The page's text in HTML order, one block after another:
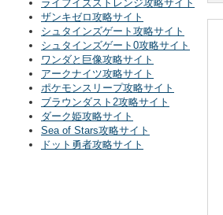
ライフイズストレンジ攻略サイト
ザンキゼロ攻略サイト
シュタインズゲート攻略サイト
シュタインズゲート0攻略サイト
ワンダと巨像攻略サイト
アークナイツ攻略サイト
ポケモンスリープ攻略サイト
ブラウンダスト2攻略サイト
ダーク姫攻略サイト
Sea of Stars攻略サイト
ドット勇者攻略サイト